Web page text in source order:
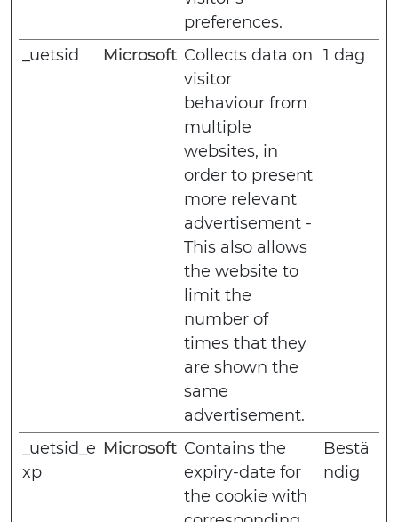
preferences.
_uetsid Microsoft Collects data on
visitor
behaviour from
multiple
websites, in
order to present
more relevant
advertisement -
This also allows
the website to
limit the
number of
times that they
are shown the
same
advertisement.
1 dag
_uetsid_e
xp
Microsoft Contains the
expiry-date for
the cookie with
Bestä
ndig